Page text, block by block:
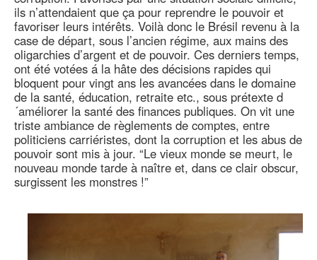
ils n’attendaient que ça pour reprendre le pouvoir et
favoriser leurs intérêts. Voilà donc le Brésil revenu à la
case de départ, sous l’ancien régime, aux mains des
oligarchies d’argent et de pouvoir. Ces derniers temps,
ont été votées á la hâte des décisions rapides qui
bloquent pour vingt ans les avancées dans le domaine
de la santé, éducation, retraite etc., sous prétexte d
´améliorer la santé des finances publiques. On vit une
triste ambiance de règlements de comptes, entre
politiciens carriéristes, dont la corruption et les abus de
pouvoir sont mis à jour. “Le vieux monde se meurt, le
nouveau monde tarde à naître et, dans ce clair obscur,
surgissent les monstres !”